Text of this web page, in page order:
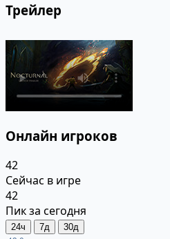
Трейлер
Онлайн игроков
42
Сейчас в игре
42
Пик за сегодня
24ч 7д 30д